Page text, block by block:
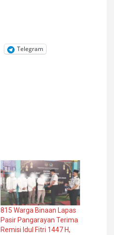
Telegram
815 Warga Binaan Lapas
Pasir Pangarayan Terima
Remisi Idul Fitri 1447 H,